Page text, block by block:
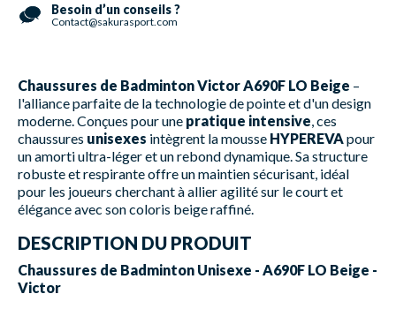
Besoin d’un conseils ?
Contact@sakurasport.com
Chaussures de Badminton Victor A690F LO Beige –
l'alliance parfaite de la technologie de pointe et d'un design
moderne. Conçues pour une pratique intensive , ces
chaussures unisexes intègrent la mousse HYPEREVA pour
un amorti ultra-léger et un rebond dynamique. Sa structure
robuste et respirante offre un maintien sécurisant, idéal
pour les joueurs cherchant à allier agilité sur le court et
élégance avec son coloris beige raffiné.
DESCRIPTION DU PRODUIT
Chaussures de Badminton Unisexe - A690F LO Beige -
Victor